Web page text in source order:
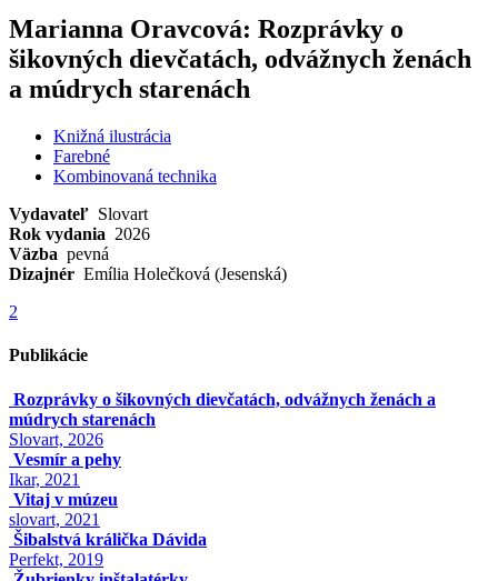
Marianna Oravcová: Rozprávky o
šikovných dievčatách, odvážnych ženách
a múdrych starenách
Knižná ilustrácia
Farebné
Kombinovaná technika
Vydavateľ Slovart
Rok vydania 2026
Väzba pevná
Dizajnér Emília Holečková (Jesenská)
2
Publikácie
Rozprávky o šikovných dievčatách, odvážnych ženách a
múdrych starenách
Slovart, 2026
Vesmír a pehy
Ikar, 2021
Vitaj v múzeu
slovart, 2021
Šibalstvá králička Dávida
Perfekt, 2019